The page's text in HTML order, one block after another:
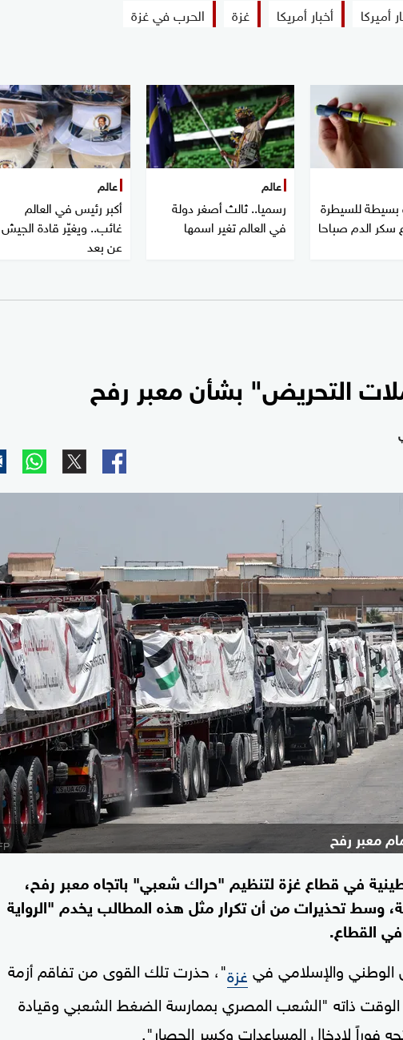
أميركا أخبار أمريكا غزة الحرب في غزة
بسيطة للسيطرة
سكر الدم صباحا
عالم
رسميا.. ثالث أصغر دولة
في العالم تغير اسمها
عالم
أكبر رئيس في العالم
غائب.. ويغيّر قادة الجيش
عن بعد
التحريض" بشأن معبر رفح
معبر رفح
في قطاع غزة لتنظيم "حراك شعبي" باتجاه معبر رفح،
وسط تحذيرات من أن تكرار مثل هذه المطالب يخدم "الرواية
في القطاع.
والإسلامي في غزة"، حذرت تلك القوى من تفاقم أزمة
ذاته "الشعب المصري بممارسة الضغط الشعبي وقيادة
فوراً لإدخال المساعدات وكسر الحصار".